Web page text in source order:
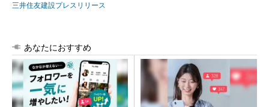
三井住友建設プレスリリース
あなたにおすすめ